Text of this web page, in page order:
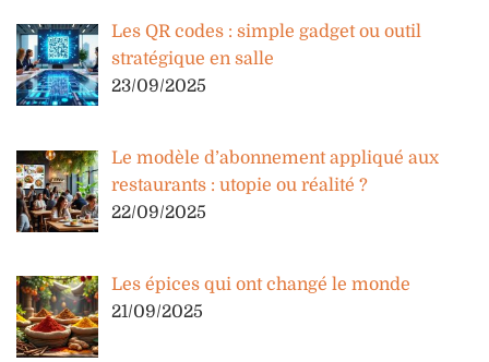
Les QR codes : simple gadget ou outil
stratégique en salle
23/09/2025
Le modèle d’abonnement appliqué aux
restaurants : utopie ou réalité ?
22/09/2025
Les épices qui ont changé le monde
21/09/2025